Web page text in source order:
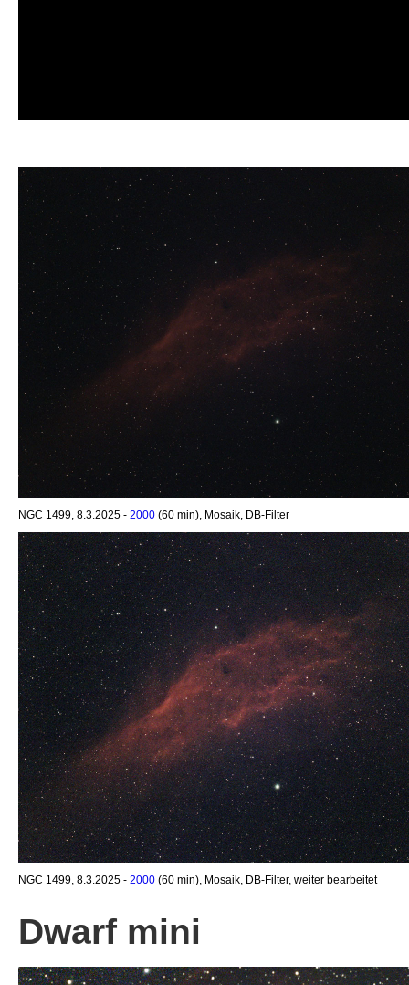
NGC 1499, 8.3.2025 - 2000 (60 min), Mosaik, DB-Filter
NGC 1499, 8.3.2025 - 2000 (60 min), Mosaik, DB-Filter, weiter bearbeitet
Dwarf mini